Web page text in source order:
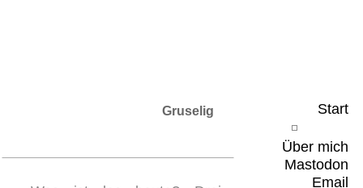
Start
Über mich
Mastodon
Email
Gruselig